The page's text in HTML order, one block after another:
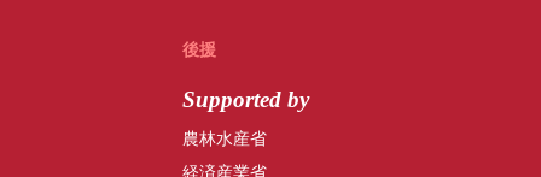
後援
Supported by
農林水産省
経済産業省